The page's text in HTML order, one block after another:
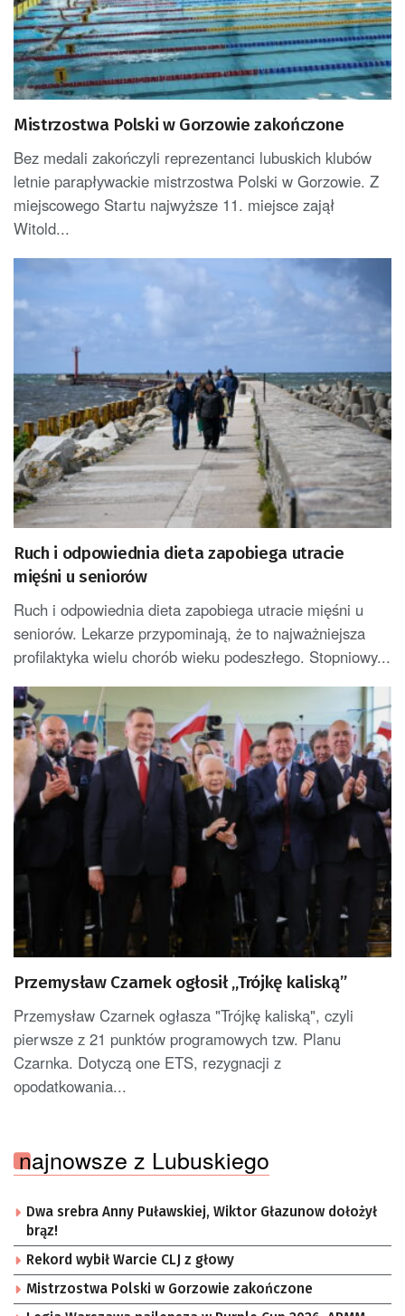
Mistrzostwa Polski w Gorzowie zakończone
Bez medali zakończyli reprezentanci lubuskich klubów
letnie parapływackie mistrzostwa Polski w Gorzowie. Z
miejscowego Startu najwyższe 11. miejsce zajął
Witold...
Ruch i odpowiednia dieta zapobiega utracie
mięśni u seniorów
Ruch i odpowiednia dieta zapobiega utracie mięśni u
seniorów. Lekarze przypominają, że to najważniejsza
profilaktyka wielu chorób wieku podeszłego. Stopniowy...
Przemysław Czarnek ogłosił „Trójkę kaliską”
Przemysław Czarnek ogłasza "Trójkę kaliską", czyli
pierwsze z 21 punktów programowych tzw. Planu
Czarnka. Dotyczą one ETS, rezygnacji z
opodatkowania...
najnowsze z Lubuskiego
Dwa srebra Anny Puławskiej, Wiktor Głazunow dołożył
brąz!
Rekord wybił Warcie CLJ z głowy
Mistrzostwa Polski w Gorzowie zakończone